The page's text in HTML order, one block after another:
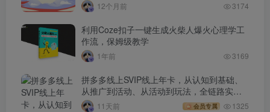
12个月前 3174
利用Coze扣子一键生成火柴人爆火心理学工
作流，保姆级教学
1年前 3169
拼多多线上SVIP线上年卡，从认知到基础、
从推广到活动、从活动到玩法，全链路实战
(260730)
11天前 会员专属 1325